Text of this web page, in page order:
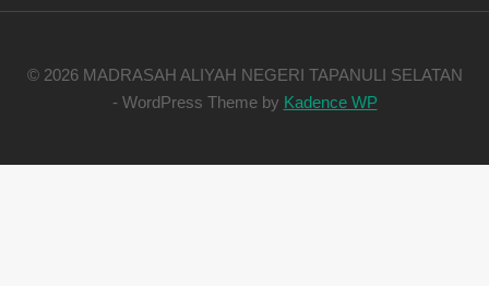
© 2026 MADRASAH ALIYAH NEGERI TAPANULI SELATAN
- WordPress Theme by Kadence WP